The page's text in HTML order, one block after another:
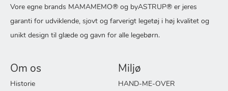
Vore egne brands MAMAMEMO® og byASTRUP® er jeres
garanti for udviklende, sjovt og farverigt legetøj i høj kvalitet og
unikt design til glæde og gavn for alle legebørn.
Om os
Historie
Miljø
HAND-ME-OVER